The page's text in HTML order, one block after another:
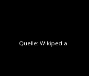
Quelle: Wikipedia